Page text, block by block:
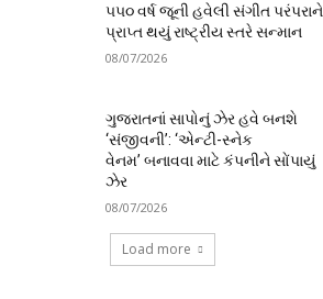
૫૫૦ વર્ષ જૂની હવેલી સંગીત પરંપરાને
પ્રાપ્ત થયું રાષ્ટ્રીય સ્તરે સન્માન
08/07/2026
ગુજરાતનાં સાપોનું ઝેર હવે બનશે
‘સંજીવની’: ‘એન્ટી-સ્નેક
વેનમ’ બનાવવા માટે કંપનીને સોંપાયું
ઝેર
08/07/2026
Load more